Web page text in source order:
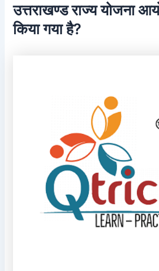
उत्तराखण्ड राज्य योजना
किया गया है?